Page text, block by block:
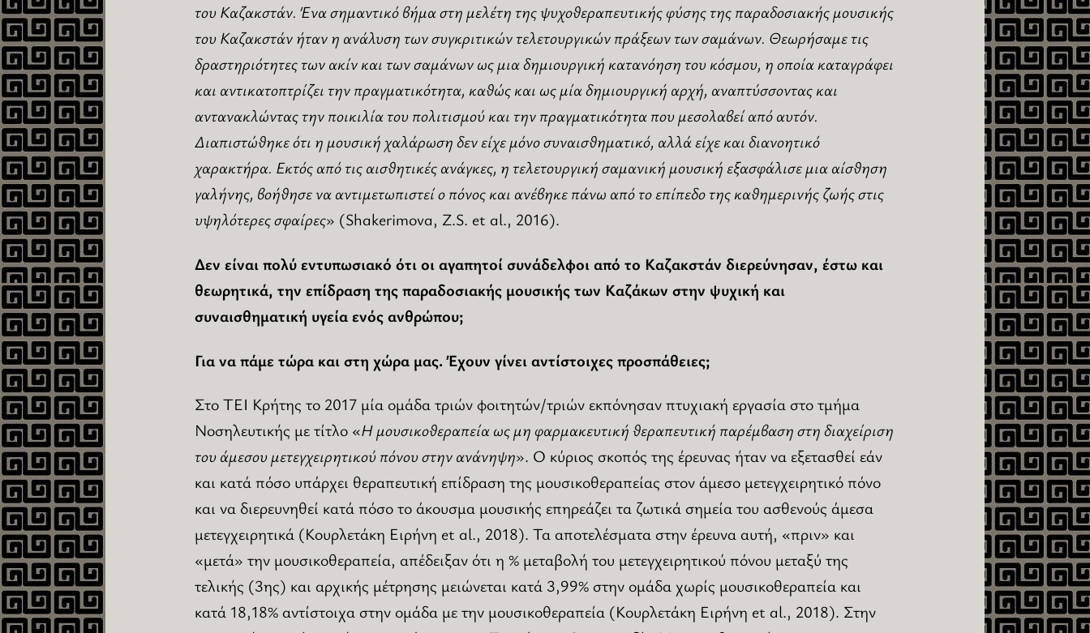
του Καζακστάν. Ένα σημαντικό βήμα στη μελέτη της ψυχοθεραπευτικής φύσης της παραδοσιακής μουσικής
του Καζακστάν ήταν η ανάλυση των συγκριτικών τελετουργικών πράξεων των σαμάνων. Θεωρήσαμε τις
δραστηριότητες των ακίν και των σαμάνων ως μια δημιουργική κατανόηση του κόσμου, η οποία καταγράφει
και αντικατοπτρίζει την πραγματικότητα, καθώς και ως μία δημιουργική αρχή, αναπτύσσοντας και
αντανακλώντας την ποικιλία του πολιτισμού και την πραγματικότητα που μεσολαβεί από αυτόν.
Διαπιστώθηκε ότι η μουσική χαλάρωση δεν είχε μόνο συναισθηματικό, αλλά είχε και διανοητικό
χαρακτήρα. Εκτός από τις αισθητικές ανάγκες, η τελετουργική σαμανική μουσική εξασφάλισε μια αίσθηση
γαλήνης, βοήθησε να αντιμετωπιστεί ο πόνος και ανέβηκε πάνω από το επίπεδο της καθημερινής ζωής στις
υψηλότερες σφαίρες» (Shakerimova, Z.S. et al., 2016).
Δεν είναι πολύ εντυπωσιακό ότι οι αγαπητοί συνάδελφοι από το Καζακστάν διερεύνησαν, έστω και
θεωρητικά, την επίδραση της παραδοσιακής μουσικής των Καζάκων στην ψυχική και
συναισθηματική υγεία ενός ανθρώπου;
Για να πάμε τώρα και στη χώρα μας. Έχουν γίνει αντίστοιχες προσπάθειες;
Στο ΤΕΙ Κρήτης το 2017 μία ομάδα τριών φοιτητών/τριών εκπόνησαν πτυχιακή εργασία στο τμήμα
Νοσηλευτικής με τίτλο «Η μουσικοθεραπεία ως μη φαρμακευτική θεραπευτική παρέμβαση στη διαχείριση
του άμεσου μετεγχειρητικού πόνου στην ανάνηψη». Ο κύριος σκοπός της έρευνας ήταν να εξετασθεί εάν
και κατά πόσο υπάρχει θεραπευτική επίδραση της μουσικοθεραπείας στον άμεσο μετεγχειρητικό πόνο
και να διερευνηθεί κατά πόσο το άκουσμα μουσικής επηρεάζει τα ζωτικά σημεία του ασθενούς άμεσα
μετεγχειρητικά (Κουρλετάκη Ειρήνη et al., 2018). Τα αποτελέσματα στην έρευνα αυτή, «πριν» και
«μετά» την μουσικοθεραπεία, απέδειξαν ότι η % μεταβολή του μετεγχειρητικού πόνου μεταξύ της
τελικής (3ης) και αρχικής μέτρησης μειώνεται κατά 3,99% στην ομάδα χωρίς μουσικοθεραπεία και
κατά 18,18% αντίστοιχα στην ομάδα με την μουσικοθεραπεία (Κουρλετάκη Ειρήνη et al., 2018). Στην